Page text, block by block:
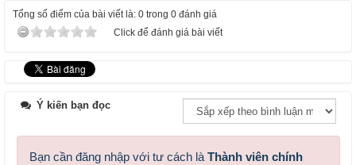
Tổng số điểm của bài viết là: 0 trong 0 đánh giá
Click để đánh giá bài viết
Ý kiến bạn đọc
Bạn cần đăng nhập với tư cách làThành viên chính